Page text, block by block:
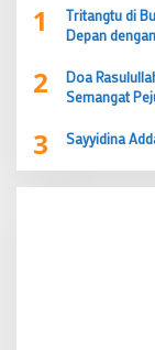
1
Tritangtu di
Depan
2
Doa
Semangat
3 Sayyidina